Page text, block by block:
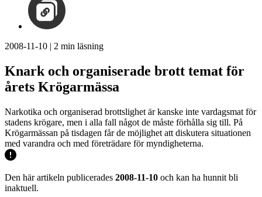
2008-11-10 | 2 min läsning
Knark och organiserade brott temat för
årets Krögarmässa
Narkotika och organiserad brottslighet är kanske inte vardagsmat för
stadens krögare, men i alla fall något de måste förhålla sig till. På
Krögarmässan på tisdagen får de möjlighet att diskutera situationen
med varandra och med företrädare för myndigheterna.
Den här artikeln publicerades 2008-11-10 och kan ha hunnit bli
inaktuell.